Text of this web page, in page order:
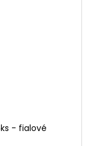
- fialové